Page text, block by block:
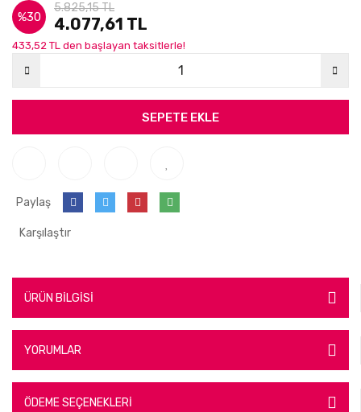
%30
5.825,15 TL
4.077,61 TL
433,52 TL den başlayan taksitlerle!
SEPETE EKLE
Paylaş
Karşılaştır
ÜRÜN BİLGİSİ
YORUMLAR
ÖDEME SEÇENEKLERİ